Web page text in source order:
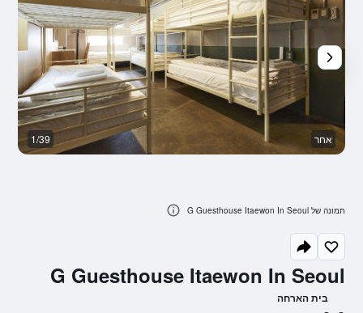
G Guesthouse Itaewon In Seoul
בית הארחה
אחר 1/39
תמונה של G Guesthouse Itaewon In Seoul